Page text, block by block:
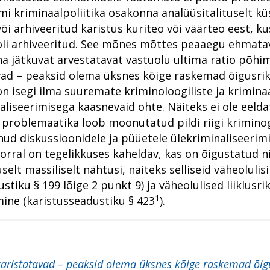
Organiseeritud kuritegevus
Küberkuritegevus
Kui kuritegelik ühendus koduõuele kipub
Nõrgemate ärakasutamine riivab ühiskondlikku
Kogukonnaprokurörid peavad leidma kontakti oma
Põhja ringkonnaprokuratuur
Lääne ringkonnaprokuratuur
Lõuna ringkonnaprokuratuur
Viru ringkonnaprokuratuur
Süüdistusosakond 1
Süüdistusosakond 2
Järelevalveosakond
Pikk menetlusaeg koos infosuluga väetavad leebet
Põhja ringkonnaprokuratuur aastal 2022
Prokuratuur? Aga miks?
Rahvusvaheline koolituskoostöö prokuratuuris
Raske korruptsioonikuritegevus
Riigi peaprokurörilt
Riigihangetega seotud korruptsioonist
Riigivastased süüteod
Süüdistusosakond aastal 2022
Suure kahjuga majanduskuritegevus
Organiseeritud kuritegevus
Peaprokurörilt
Perevägivald
Põhja ringkonnaprokuratuur aastal 2021
Rahvusvaheline koostöö küberkuritegude uurimisel
Rahvusvahelise küberkuritegevuse tõkestamise
Raske korruptsioonikuritegevus
Riigivastased süüteod
Suur samm edasi investeerimiskelmuste pandeemia
Suure kahjuga majanduskuritegevus
kriminaalpoliitika osakonna analüüsitalituselt
arhiveeritud karistus kuriteo või väärteo eest,
arhiveeritud. See mõnes mõttes peaaegu
jätkuvat arvestatavat vastuolu ultima ratio
– peaksid olema üksnes kõige raskemad
isegi ilma suuremate kriminoloogiliste ja
kaasnevaid ohte. Näiteks ei ole
loob moonutatud pildi riigi
diskussioonidele ja püüetele
on tegelikkuses kaheldav, kas on õigustatud
massiliselt nähtusi, näiteks selliseid
§ 199 lõige 2 punkt 9) ja väheolulised
(karistusseadustiku § 4231).
– peaksid olema üksnes kõige raskemad